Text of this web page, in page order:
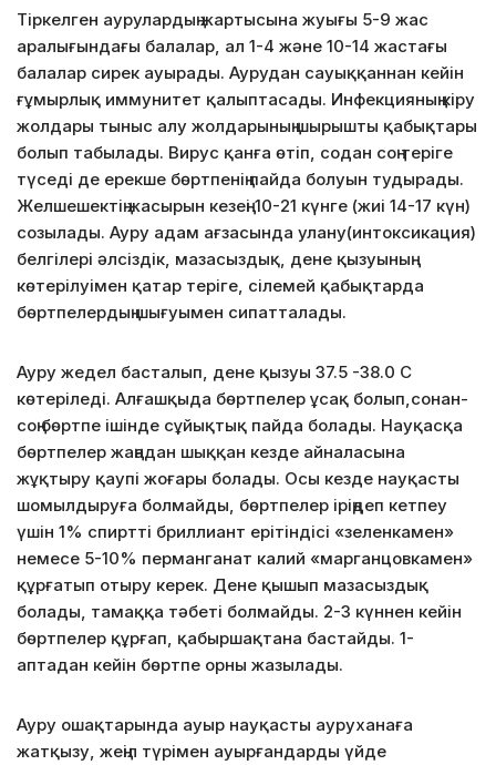
Тіркелген аурулардың жартысына жуығы 5-9 жас
аралығындағы балалар, ал 1-4 және 10-14 жастағы
балалар сирек ауырады. Аурудан сауыққаннан кейін
ғұмырлық иммунитет қалыптасады. Инфекцияның кіру
жолдары тыныс алу жолдарының шырышты қабықтары
болып табылады. Вирус қанға өтіп, содан соң теріге
түседі де ерекше бөртпенің пайда болуын тудырады.
Желшешектің жасырын кезеңі 10-21 күнге (жиі 14-17 күн)
созылады. Ауру адам ағзасында улану(интоксикация)
белгілері әлсіздік, мазасыздық, дене қызуының
көтерілуімен қатар теріге, сілемей қабықтарда
бөртпелердың шығуымен сипатталады.
Ауру жедел басталып, дене қызуы 37.5 -38.0 С
көтеріледі. Алғашқыда бөртпелер ұсақ болып,сонан-
соң бөртпе ішінде сұйықтық пайда болады. Науқасқа
бөртпелер жаңадан шыққан кезде айналасына
жұқтыру қаупі жоғары болады. Осы кезде науқасты
шомылдыруға болмайды, бөртпелер іріңдеп кетпеу
үшін 1% спиртті бриллиант ерітіндісі «зеленкамен»
немесе 5-10% перманганат калий «марганцовкамен»
құрғатып отыру керек. Дене қышып мазасыздық
болады, тамаққа тәбеті болмайды. 2-3 күннен кейін
бөртпелер құрғап, қабыршақтана бастайды. 1-
аптадан кейін бөртпе орны жазылады.
Ауру ошақтарында ауыр науқасты ауруханаға
жатқызу, жеңіл түрімен ауырғандарды үйде